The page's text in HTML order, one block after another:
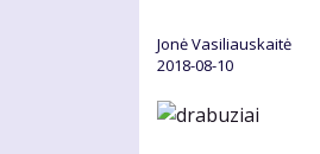
Jonė Vasiliauskaitė
2018-08-10